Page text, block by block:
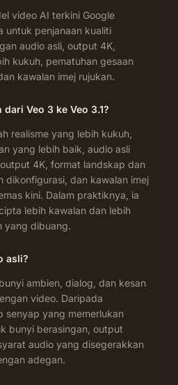
video AI terkini Google
untuk penjanaan kualiti
audio asli, output 4K,
kukuh, pematuhan gesaan
kawalan imej rujukan.
Veo 3 ke Veo 3.1?
realisme yang lebih kukuh,
yang lebih baik, audio asli
4K, format landskap dan
dikonfigurasi, dan kawalan imej
kini. Dalam praktiknya, ia
lebih kawalan dan lebih
yang dibuang.
asli?
ambien, dialog, dan kesan
video. Daripada
senyap yang memerlukan
bunyi berasingan, output
audio yang disegerakkan
adegan.